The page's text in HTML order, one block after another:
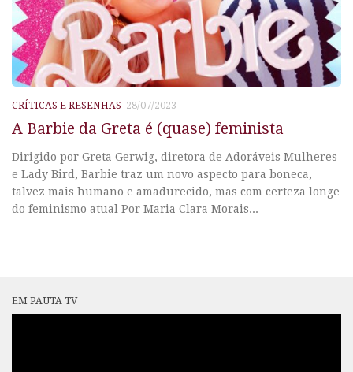
CRÍTICAS E RESENHAS 28/07/2023
A Barbie da Greta é (quase) feminista
Dirigido por Greta Gerwig, diretora de Adoráveis Mulheres
e Lady Bird, Barbie traz um novo aspecto para boneca,
talvez mais humano e amadurecido, mas com certeza longe
do feminismo atual Por Maria Clara Morais...
EM PAUTA TV